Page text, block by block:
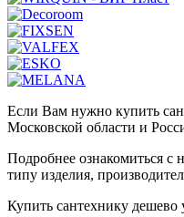
Если Вам нужно купить
Московской области и
Подробнее ознакомиться
типу изделия,
Купить сантехнику дешево